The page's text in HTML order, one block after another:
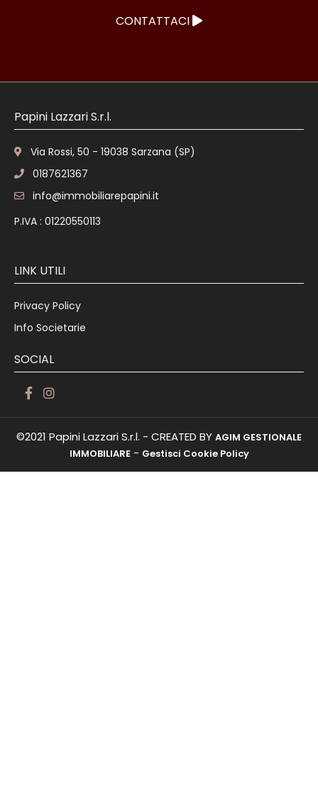
CONTATTACI
Papini Lazzari S.r.l.
Via Rossi, 50 - 19038 Sarzana (SP)
0187621367
info@immobiliarepapini.it
P.IVA : 01220550113
LINK UTILI
Privacy Policy
Info Societarie
SOCIAL
©2021 Papini Lazzari S.r.l. - CREATED BY AGIM GESTIONALE
IMMOBILIARE- Gestisci Cookie Policy